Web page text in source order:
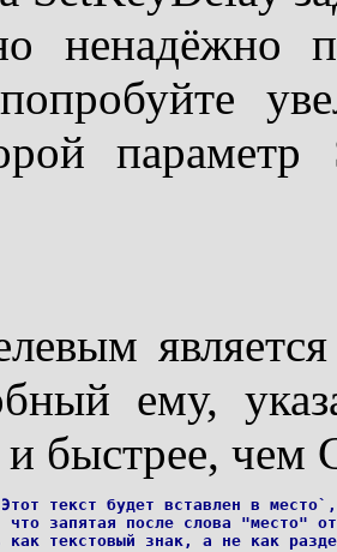
ненадёжно
ему,
быстрее, чем
текст будет вставлен в
что запятая после слова "место"
как текстовый знак, а не как